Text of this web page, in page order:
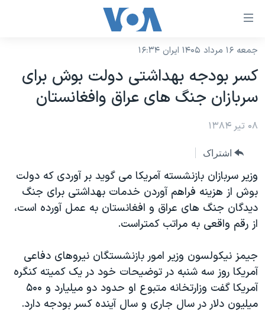
لینکهای
دسترسی
جهش
محتوای
اصلی
جهش
اصلی
جهش
به
جستجو
نسخه سبک وب‌سایت
موضوع ها
ایران
آمریکا
ورزشی
گزیده‌ها
ویژه برنامه‌ها
ویدیوها
فرهنگ و زندگی
حقوق شهروندی
برنامه های تلویزیونی
جدول برنامه ها
صفحه‌های ویژه
جام جهانی ۲۰۲۶
عملیات خشم حماسی
۲۵۰سالگی آمریکا
بایگانی برنامه‌های تلویزیونی
مستندها
انتخابات ریاست جمهوری آمریکا ۲۰۲۴
فرکانس‌های صدای آمریکا
پخش رادیویی
دنبال کنید
جمعه ۱۶ مرداد ۱۴۰۵ ایران ۱۶:۳۴
کسر بودجه بهداشتی دولت بوش برای
سربازان جنگ های عراق وافغانستان
۰۸ تیر ۱۳۸۴
اشتراک
وزير سربازان بازنشسته آمريکا می گويد بر آوردی که دولت
بوش از هزينه فراهم آوردن خدمات بهداشتی برای جنگ
ديدگان جنگ های عراق و افغانستان به عمل آورده است،
از رقم واقعی به مراتب کمتراست.
جيمز نيکولسون وزير امور بازنشستگان نيروهای دفاعی
آمريکا روز سه شنبه در توضيحات خود در يک کميته کنگره
آمريکا گفت وزارتخانه متبوع او حدود دو ميليارد و ۵۰۰
ميليون دلار در سال جاری و سال آينده کسر بودجه دارد.